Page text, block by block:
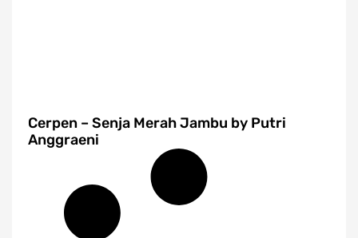
Cerpen – Senja Merah Jambu by Putri
Anggraeni